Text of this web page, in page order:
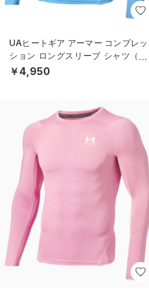
UAヒートギア アーマー コンプレッ
ション ロングスリーブ シャツ（ト
レーニング/MEN）
￥4,950